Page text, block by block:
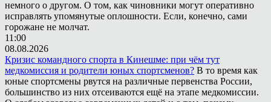
немного о другом. О том, как чиновники могут оперативно
исправлять упомянутые оплошности. Если, конечно, сами
горожане не молчат.
11:00
08.08.2026
Кризис командного спорта в Кинешме: при чём тут
медкомиссия и родители юных спортсменов? В то время как
юные спортсмены рвутся на различные первенства России,
большинство из них отсеиваются ещё на этапе медкомиссии.